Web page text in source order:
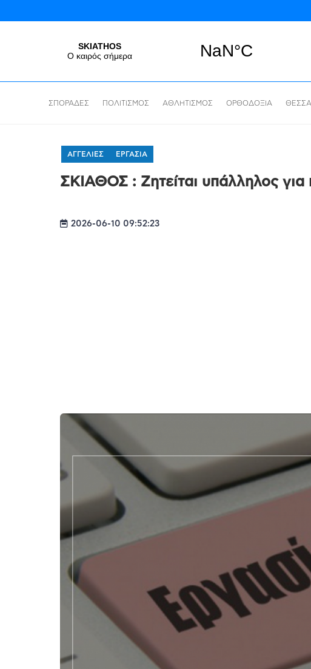
ΣΠΟΡΑΔΕΣ ΠΟΛΙΤΙΣΜΟΣ ΑΘΛΗΤΙΣΜΟΣ ΟΡΘΟΔΟΞΙΑ
ΑΓΓΕΛΙΕΣ ΕΡΓΑΣΙΑ
ΣΚΙΑΘΟΣ : Ζητείται υπάλληλος
2026-06-10 09:52:23